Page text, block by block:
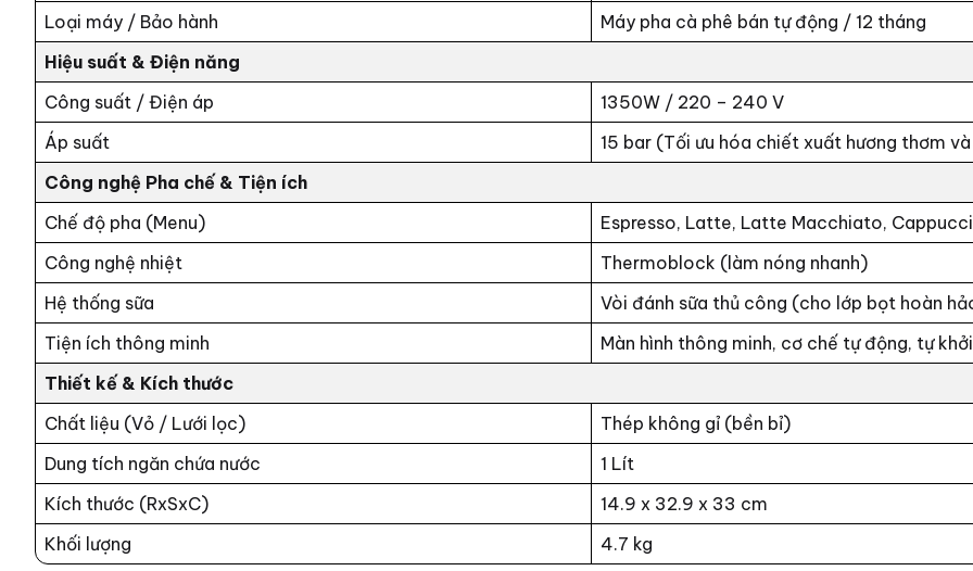
Loại máy / Bảo hành
Máy pha cà phê bán tự động / 12 tháng
Hiệu suất & Điện năng
Công suất / Điện áp
1350W / 220 – 240 V
Áp suất
15 bar (Tối ưu hóa chiết xuất hương thơm
Công nghệ Pha chế & Tiện ích
Chế độ pha (Menu)
Espresso, Latte, Latte Macchiato,
Công nghệ nhiệt
Thermoblock (làm nóng nhanh)
Hệ thống sữa
Vòi đánh sữa thủ công (cho lớp bọt hoàn
Tiện ích thông minh
Màn hình thông minh, cơ chế tự động, tự
Thiết kế & Kích thước
Chất liệu (Vỏ / Lưới lọc)
Thép không gỉ (bền bỉ)
Dung tích ngăn chứa nước
1 Lít
Kích thước (RxSxC)
14.9 x 32.9 x 33 cm
Khối lượng
4.7 kg